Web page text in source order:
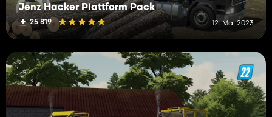
Jenz Hacker Plattform Pack
25 819 12. Mai 2023